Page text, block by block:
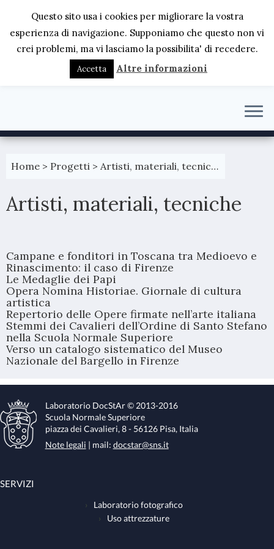
Passa
Home > Progetti > Artisti, materiali, tecniche
Artisti, materiali, tecniche
Campane e fonditori in Toscana tra Medioevo e
Rinascimento: il caso di Firenze
Le Medaglie dei Papi
Opera Nomina Historiae. Giornale di cultura
artistica
Repertorio delle Opere firmate nell’arte italiana
Stemmi dei Cavalieri dell’Ordine di Santo Stefano
nella Scuola Normale Superiore
Verso un catalogo sistematico del Museo
Nazionale del Bargello in Firenze
Laboratorio DocStAr © 2013-2016
Scuola Normale Superiore
piazza dei Cavalieri, 8 - 56126 Pisa, Italia
Note legali | mail: docstar@sns.it
SERVIZI
Laboratorio fotografico
Uso attrezzature
Questo sito usa i cookies per migliorare la vostra
esperienza di navigazione. Supponiamo che questo non vi
crei problemi, ma vi lasciamo la possibilita' di recedere.
Accetta Altre informazioni